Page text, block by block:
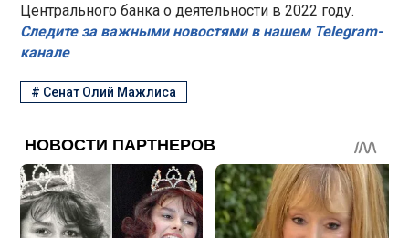
Центрального банка о деятельности в 2022 году.
Следите за важными новостями в нашем Telegram-
канале
# Сенат Олий Мажлиса